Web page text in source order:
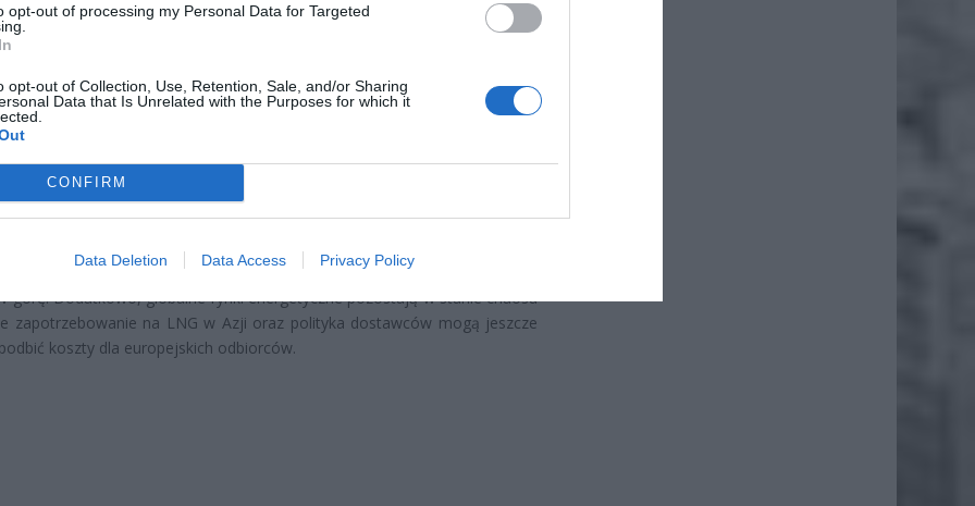
opt-out of processing my Personal Data for Targeted
opt-out of Collection, Use, Retention, Sale, and/or Sharing
Data that Is Unrelated with the Purposes for which it
CONFIRM
Data Deletion Data Access Privacy Policy
2026 15:40
dzieci do 3. roku życia
2026 19:29
ceny gazu odpowiada kilka czynników. Spadek rezerw w magazynach
do sięgania po ograniczone zasoby, co podbija ceny surowca.
dostaw wynikająca z napięć geopolitycznych, zakłóceń w łańcuchach
oraz możliwych ograniczeń eksportowych tylko pogarsza sytuację.
zapotrzebowanie na gaz w okresie zimowym sprawia, że jego ceny
górę. Dodatkowo, globalne rynki energetyczne pozostają w stanie chaosu
zapotrzebowanie na LNG w Azji oraz polityka dostawców mogą jeszcze
koszty dla europejskich odbiorców.